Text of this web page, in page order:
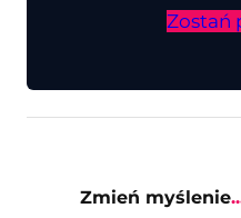
Zostań
Zmień myślenie